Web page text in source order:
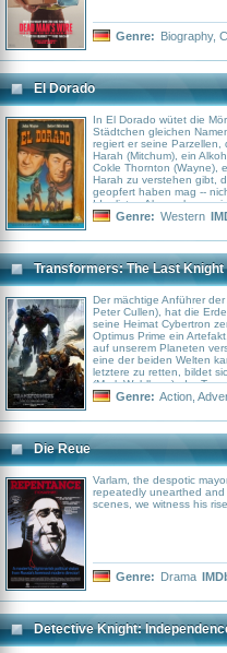
Genre: Biography,
El Dorado
In El Dorado wütet die
Städtchen gleichen
regiert er seine
Harah (Mitchum), ein
Cokle Thornton (Wayne),
Harah zu verstehen gibt,
geopfert haben mag --
Idealisten Alan nehmen
Genre: Western
Transformers: The Last Knight
Der mächtige Anführer
Peter Cullen), hat die
seine Heimat Cybertron
Optimus Prime ein
auf unserem Planeten
eine der beiden Welten
letztere zu retten, bildet
(Mark Wahlberg), der
Burton (Anthony
Untergang abzuwenden
werden…
Genre: Action
Die Reue
Varlam, the despotic
repeatedly unearthed
scenes, we witness his
Genre: Drama
Detective Knight: